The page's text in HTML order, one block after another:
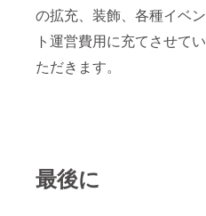
の拡充、装飾、各種イベン
ト運営費用に充てさせてい
ただきます。
最後に